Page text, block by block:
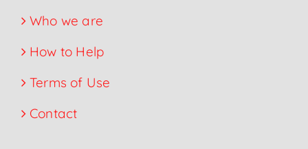
Who we are
How to Help
Terms of Use
Contact